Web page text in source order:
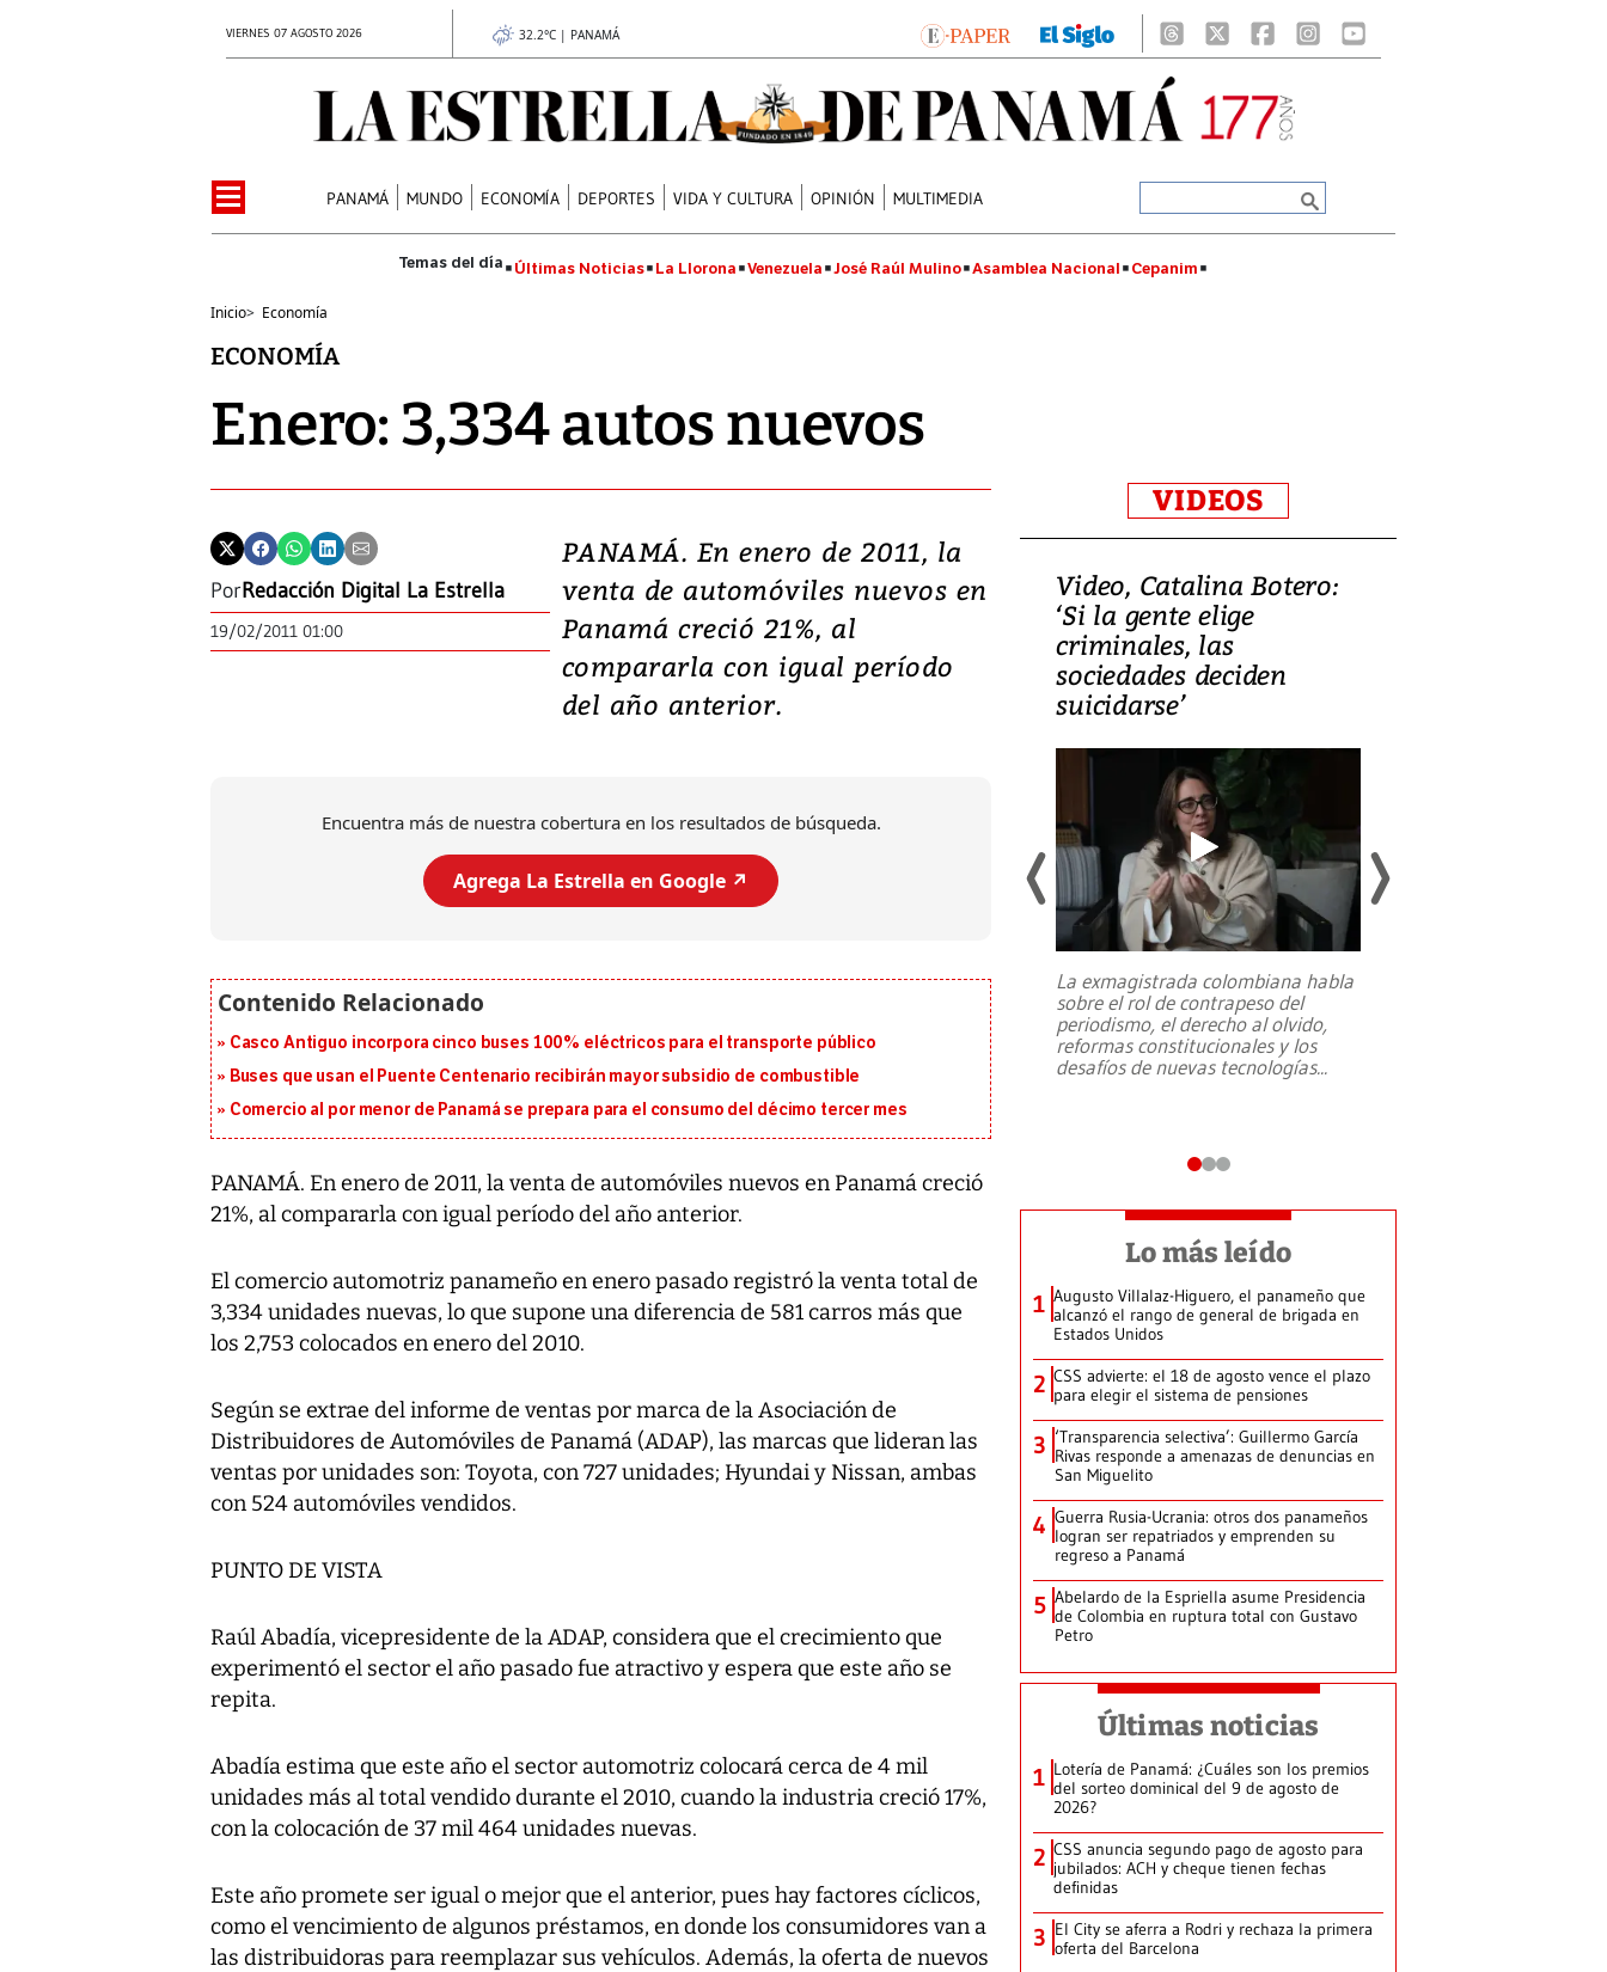
VIERNES 07 AGOSTO 2026 32.2°C | PANAMÁ
PANAMÁ MUNDO ECONOMÍA DEPORTES VIDA Y CULTURA OPINIÓN MULTIMEDIA
Últimas Noticias La Llorona Venezuela José Raúl Mulino Asamblea Nacional Cepanim
Inicio> Economía
ECONOMÍA
Enero: 3,334 autos nuevos
PorRedacción Digital La Estrella
19/02/2011 01:00
PANAMÁ. En enero de 2011, la
venta de automóviles nuevos en
Panamá creció 21%, al
compararla con igual período
del año anterior.
Encuentra más de nuestra cobertura en los resultados de búsqueda.
Agrega La Estrella en Google ↗️
Casco Antiguo incorpora cinco buses 100% eléctricos para el transporte público
Buses que usan el Puente Centenario recibirán mayor subsidio de combustible
Comercio al por menor de Panamá se prepara para el consumo del décimo tercer mes
PANAMÁ. En enero de 2011, la venta de automóviles nuevos en Panamá creció
21%, al compararla con igual período del año anterior.
El comercio automotriz panameño en enero pasado registró la venta total de
3,334 unidades nuevas, lo que supone una diferencia de 581 carros más que
los 2,753 colocados en enero del 2010.
Según se extrae del informe de ventas por marca de la Asociación de
Distribuidores de Automóviles de Panamá (ADAP), las marcas que lideran las
ventas por unidades son: Toyota, con 727 unidades; Hyundai y Nissan, ambas
con 524 automóviles vendidos.
PUNTO DE VISTA
Raúl Abadía, vicepresidente de la ADAP, considera que el crecimiento que
experimentó el sector el año pasado fue atractivo y espera que este año se
repita.
Abadía estima que este año el sector automotriz colocará cerca de 4 mil
unidades más al total vendido durante el 2010, cuando la industria creció 17%,
con la colocación de 37 mil 464 unidades nuevas.
Este año promete ser igual o mejor que el anterior, pues hay factores cíclicos,
como el vencimiento de algunos préstamos, en donde los consumidores van a
las distribuidoras para reemplazar sus vehículos. Además, la oferta de nuevos
VIDEOS
Video, Japón: Terremoto
deja heridos y graves
daños en Kumamoto
al sur de Japón, provocando una
Video, Catalina Botero:
‘Si la gente elige
criminales, las
sociedades deciden
suicidarse’
La exmagistrada colombiana habla
sobre el rol de contrapeso del
periodismo, el derecho al olvido,
reformas constitucionales y los
desafíos de nuevas tecnologías...
Lo más leído
1 Augusto Villalaz-Higuero, el panameño que
alcanzó el rango de general de brigada en
Estados Unidos
2 CSS advierte: el 18 de agosto vence el plazo
para elegir el sistema de pensiones
3 ‘Transparencia selectiva’: Guillermo García
Rivas responde a amenazas de denuncias en
San Miguelito
4 Guerra Rusia-Ucrania: otros dos panameños
logran ser repatriados y emprenden su
regreso a Panamá
5 Abelardo de la Espriella asume Presidencia
de Colombia en ruptura total con Gustavo
Petro
Últimas noticias
1 Lotería de Panamá: ¿Cuáles son los premios
del sorteo dominical del 9 de agosto de
2026?
2 CSS anuncia segundo pago de agosto para
jubilados: ACH y cheque tienen fechas
definidas
3 El City se aferra a Rodri y rechaza la primera
oferta del Barcelona